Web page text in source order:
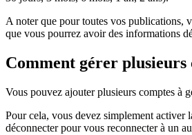
A noter que pour toutes vos publications,
que vous pourrez avoir des informations
Comment gérer plusieurs
Vous pouvez ajouter plusieurs comptes à
Pour cela, vous devez simplement
déconnecter pour vous reconnecter à un